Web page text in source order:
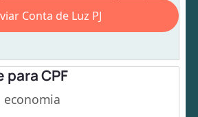
Conta de Luz PJ
para CPF
economia